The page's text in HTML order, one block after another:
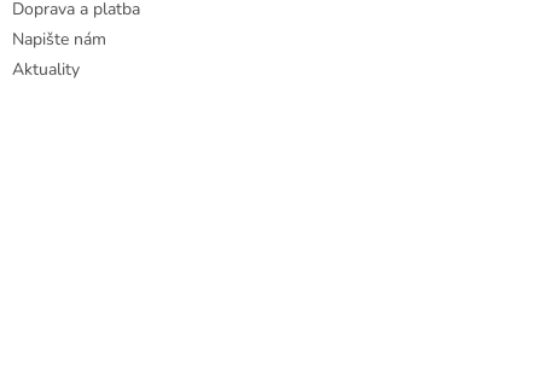
Doprava a platba
Napište nám
Aktuality